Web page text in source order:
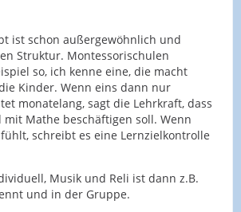
ist schon außergewöhnlich und
Struktur. Montessorischulen
so, ich kenne eine, die macht
Kinder. Wenn eins dann nur
monatelang, sagt die Lehrkraft, dass
mit Mathe beschäftigen soll. Wenn
schreibt es eine Lernzielkontrolle
Musik und Reli ist dann z.B.
und in der Gruppe.